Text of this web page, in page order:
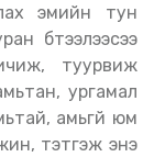
эмийн тун
бүтээлээсээ
туурвиж
ургамал
амьгүй юм
тэтгэж энэ